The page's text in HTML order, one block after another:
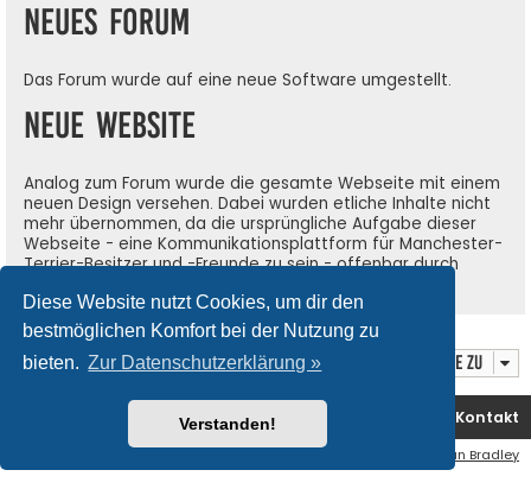
Diese Website nutzt Cookies, um dir den
bestmöglichen Komfort bei der Nutzung zu
bieten. Zur Datenschutzerklärung »
Verstanden!
Neues Forum
Das Forum wurde auf eine neue Software umgestellt.
Neue Website
Analog zum Forum wurde die gesamte Webseite mit einem
neuen Design versehen. Dabei wurden etliche Inhalte nicht
mehr übernommen, da die ursprüngliche Aufgabe dieser
Webseite - eine Kommunikationsplattform für Manchester-
Terrier-Besitzer und -Freunde zu sein - offenbar durch
Gehe zu
Kontakt
Ian Bradley